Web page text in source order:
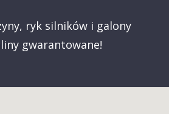
ryk silników i galony
gwarantowane!